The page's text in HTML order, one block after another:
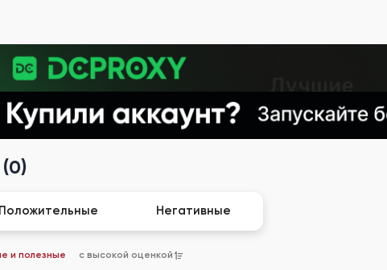
Положительные Негативные
и полезные с высокой оценкой